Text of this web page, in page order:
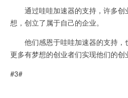
通过哇哇加速器的支持，许多创
想，创立了属于自己的企业。
他们感恩于哇哇加速器的支持，
更多有梦想的创业者们实现他们的创
#3#